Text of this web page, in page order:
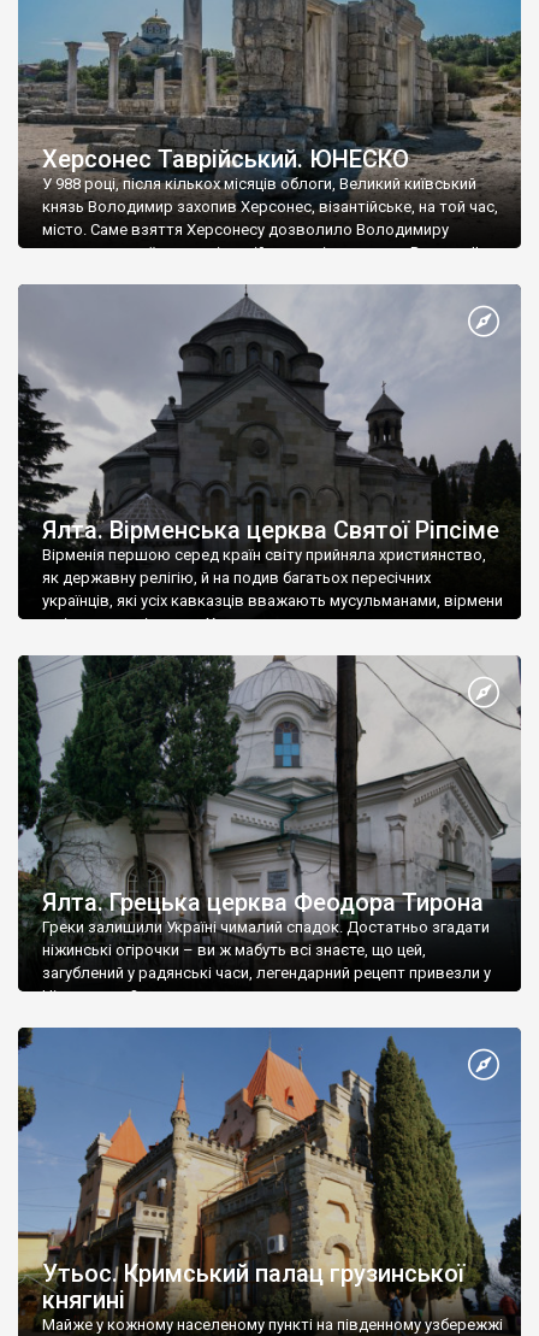
Херсонес Таврійський. ЮНЕСКО
У 988 році, після кількох місяців облоги, Великий київський
князь Володимир захопив Херсонес, візантійське, на той час,
місто. Саме взяття Херсонесу дозволило Володимиру
диктувати свої умови візантійському імператору Василю ІІ, та
Херсонесі Володимир-язичник, став Василем-християнином.
А потім було Хрещення Русі. На честь Херсонесу Таврійського
Ялта. Вірменська церква Святої Ріпсіме
Вірменія першою серед країн світу прийняла християнство,
як державну релігію, й на подив багатьох пересічних
українців, які усіх кавказців вважають мусульманами, вірмени
є відданими вірянами Христа
Ялта. Грецька церква Феодора Тирона
Греки залишили Україні чималий спадок. Достатньо згадати
ніжинські огірочки – ви ж мабуть всі знаєте, що цей,
загублений у радянські часи, легендарний рецепт привезли у
Ніжин греки?
Утьос. Кримський палац грузинської
княгині
Майже у кожному населеному пункті на південному узбережжі